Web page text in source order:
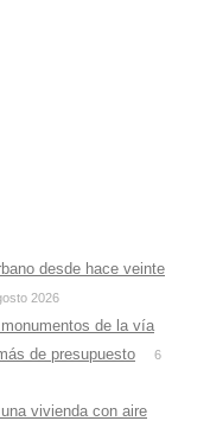
desde hace veinte
2026
de la vía
de presupuesto
6
vivienda con aire